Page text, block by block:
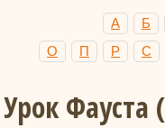
А
Б
О
П Р С
Урок Фауста